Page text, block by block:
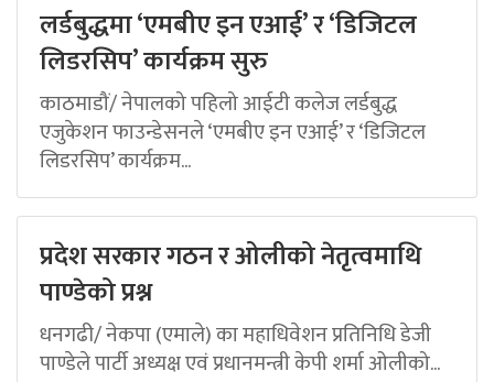
लर्डबुद्धमा ‘एमबीए इन एआई’ र ‘डिजिटल
लिडरसिप’ कार्यक्रम सुरु
काठमाडौं/ नेपालको पहिलो आईटी कलेज लर्डबुद्ध
एजुकेशन फाउन्डेसनले ‘एमबीए इन एआई’ र ‘डिजिटल
लिडरसिप’ कार्यक्रम...
प्रदेश सरकार गठन र ओलीको नेतृत्वमाथि
पाण्डेको प्रश्न
धनगढी/ नेकपा (एमाले) का महाधिवेशन प्रतिनिधि डेजी
पाण्डेले पार्टी अध्यक्ष एवं प्रधानमन्त्री केपी शर्मा ओलीको...